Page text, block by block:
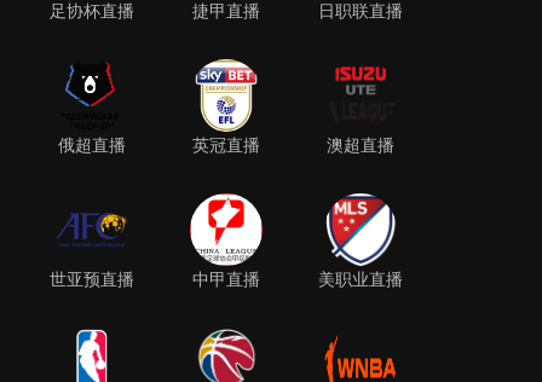
足协杯直播 捷甲直播 日职联直播
俄超直播 英冠直播 澳超直播
世亚预直播 中甲直播 美职业直播